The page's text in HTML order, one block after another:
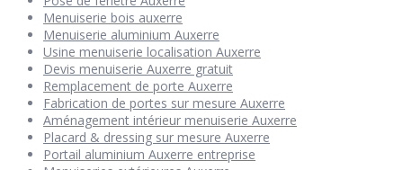
Menuiserie bois auxerre
Menuiserie aluminium Auxerre
Usine menuiserie localisation Auxerre
Devis menuiserie Auxerre gratuit
Remplacement de porte Auxerre
Fabrication de portes sur mesure Auxerre
Aménagement intérieur menuiserie Auxerre
Placard & dressing sur mesure Auxerre
Portail aluminium Auxerre entreprise